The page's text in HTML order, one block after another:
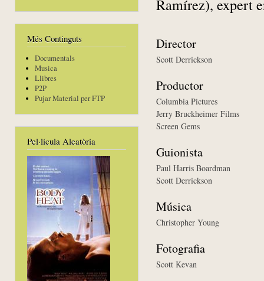
Més Continguts
Documentals
Musica
Llibres
P2P
Pujar Material per FTP
Pel·lícula Aleatòria
Ramírez), expert
Director
Scott Derrickson
Productor
Columbia Pictures
Jerry Bruckheimer Films
Screen Gems
Guionista
Paul Harris Boardman
Scott Derrickson
Música
Christopher Young
Fotografia
Scott Kevan